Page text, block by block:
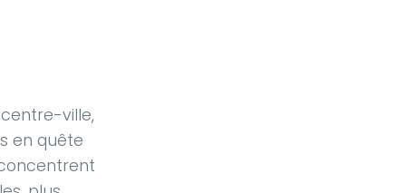
ville,
en quête